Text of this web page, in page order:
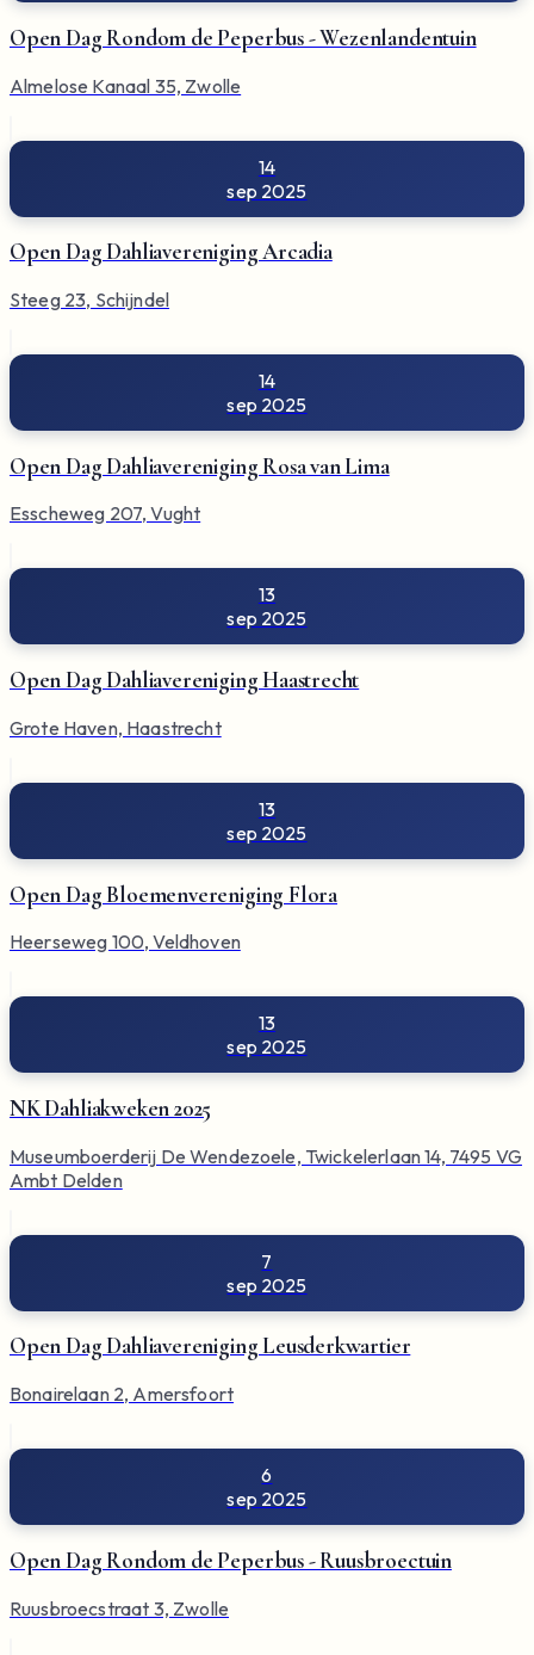
Open Dag Rondom de Peperbus - Wezenlandentuin
Almelose Kanaal 35, Zwolle
14
sep 2025
Open Dag Dahliavereniging Arcadia
Steeg 23, Schijndel
14
sep 2025
Open Dag Dahliavereniging Rosa van Lima
Esscheweg 207, Vught
13
sep 2025
Open Dag Dahliavereniging Haastrecht
Grote Haven, Haastrecht
13
sep 2025
Open Dag Bloemenvereniging Flora
Heerseweg 100, Veldhoven
13
sep 2025
NK Dahliakweken 2025
Museumboerderij De Wendezoele, Twickelerlaan 14, 7495 VG
Ambt Delden
7
sep 2025
Open Dag Dahliavereniging Leusderkwartier
Bonairelaan 2, Amersfoort
6
sep 2025
Open Dag Rondom de Peperbus - Ruusbroectuin
Ruusbroecstraat 3, Zwolle